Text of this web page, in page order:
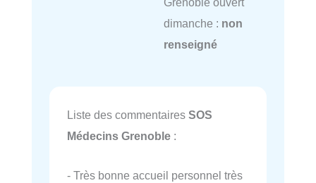
dimanche : non
renseigné
Liste des commentaires SOS
Médecins Grenoble :
- Très bonne accueil personnel très